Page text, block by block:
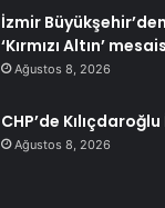
İzmir
‘Kırmızı Altın’
Ağustos 8, 2026
CHP’de
Ağustos 8, 2026